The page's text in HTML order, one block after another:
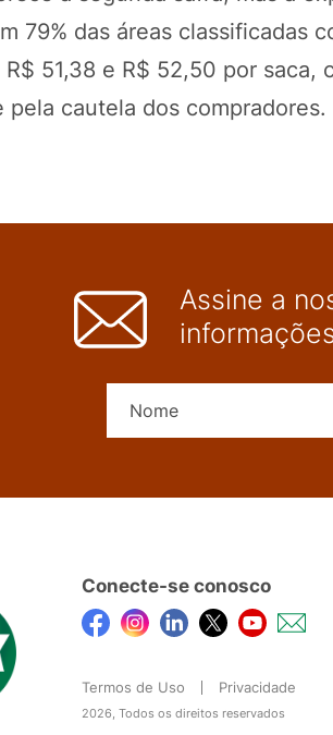
79% das áreas classificadas
51,38 e R$ 52,50 por saca,
cautela dos compradores.
Assine a
Conecte-se conosco
Termos de Uso Privacidade
2026, Todos os direitos reservados